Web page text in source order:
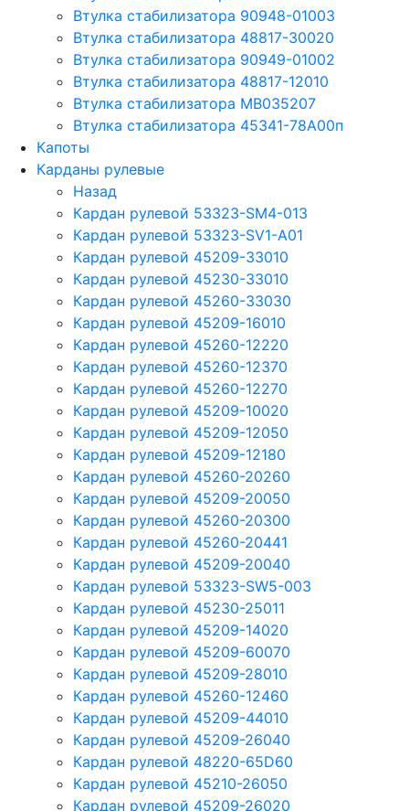
Втулка стабилизатора 90948-01003
Втулка стабилизатора 48817-30020
Втулка стабилизатора 90949-01002
Втулка стабилизатора 48817-12010
Втулка стабилизатора MB035207
Втулка стабилизатора 45341-78A00п
Капоты
Карданы рулевые
Назад
Кардан рулевой 53323-SM4-013
Кардан рулевой 53323-SV1-A01
Кардан рулевой 45209-33010
Кардан рулевой 45230-33010
Кардан рулевой 45260-33030
Кардан рулевой 45209-16010
Кардан рулевой 45260-12220
Кардан рулевой 45260-12370
Кардан рулевой 45260-12270
Кардан рулевой 45209-10020
Кардан рулевой 45209-12050
Кардан рулевой 45209-12180
Кардан рулевой 45260-20260
Кардан рулевой 45209-20050
Кардан рулевой 45260-20300
Кардан рулевой 45260-20441
Кардан рулевой 45209-20040
Кардан рулевой 53323-SW5-003
Кардан рулевой 45230-25011
Кардан рулевой 45209-14020
Кардан рулевой 45209-60070
Кардан рулевой 45209-28010
Кардан рулевой 45260-12460
Кардан рулевой 45209-44010
Кардан рулевой 45209-26040
Кардан рулевой 48220-65D60
Кардан рулевой 45210-26050
Кардан рулевой 45209-26020